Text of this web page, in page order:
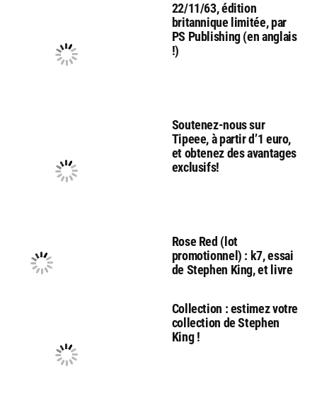
22/11/63, édition
britannique limitée, par
PS Publishing (en anglais
!)
Soutenez-nous sur
Tipeee, à partir d’1 euro,
et obtenez des avantages
exclusifs!
Rose Red (lot
promotionnel) : k7, essai
de Stephen King, et livre
Collection : estimez votre
collection de Stephen
King !